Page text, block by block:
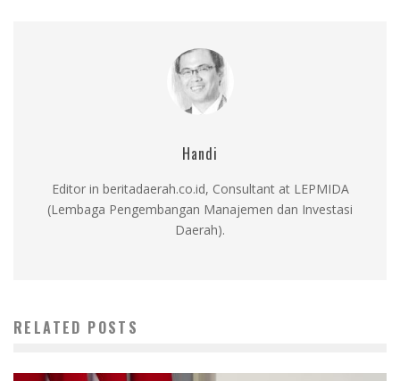
Handi
Editor in beritadaerah.co.id, Consultant at LEPMIDA
(Lembaga Pengembangan Manajemen dan Investasi
Daerah).
RELATED POSTS